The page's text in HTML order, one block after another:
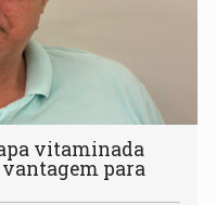
vitaminada
vantagem para